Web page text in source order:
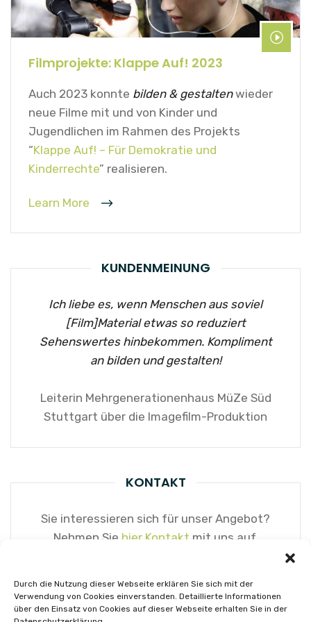
Durch die Nutzung dieser Webseite erklären Sie sich mit der
Verwendung von Cookies einverstanden. Detaillierte Informationen
über den Einsatz von Cookies auf dieser Webseite erhalten Sie in der
Filmprojekte: Klappe Auf! 2023
Auch 2023 konnte bilden & gestaltenwieder
neue Filme mit und von Kinder und
Jugendlichen im Rahmen des Projekts
“Klappe Auf! – Für Demokratie und
Kinderrechte” realisieren.
Learn More
KUNDENMEINUNG
Ich liebe es, wenn Menschen aus soviel
[Film]Material etwas so reduziert
Sehenswertes hinbekommen. Kompliment
an bilden und gestalten!
Leiterin Mehrgenerationenhaus MüZe Süd
Stuttgart über die Imagefilm-Produktion
KONTAKT
Sie interessieren sich für unser Angebot?
Nehmen Sie hier Kontakt mit uns auf.